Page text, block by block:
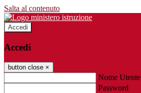
Salta al contenuto
Accedi
Accedi
button close ×
Nome Utente
Password